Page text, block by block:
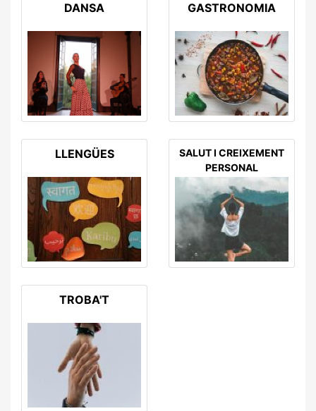
DANSA GASTRONOMIA
LLENGÜES
SALUT I CREIXEMENT
PERSONAL
TROBA'T